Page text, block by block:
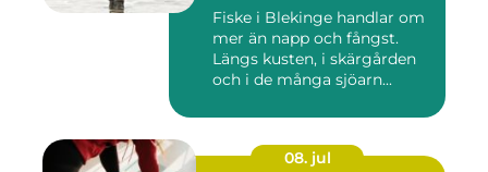
Fiske i Blekinge handlar om
mer än napp och fångst.
Längs kusten, i skärgården
och i de många sjöarn...
08. jul